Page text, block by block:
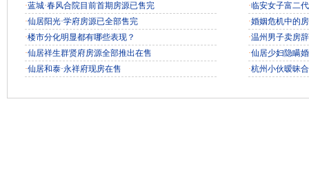
·蓝城·春风合院目前首期房源已售完
·仙居阳光·学府房源已全部售完
·楼市分化明显都有哪些表现？
·仙居祥生群贤府房源全部推出在售
·仙居和泰·永祥府现房在售
·临安女子富二
·婚姻危机中的
·温州男子卖房
·仙居少妇隐瞒
·杭州小伙暧昧